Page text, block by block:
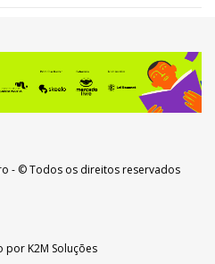
- © Todos os direitos reservados
porK2M Soluções